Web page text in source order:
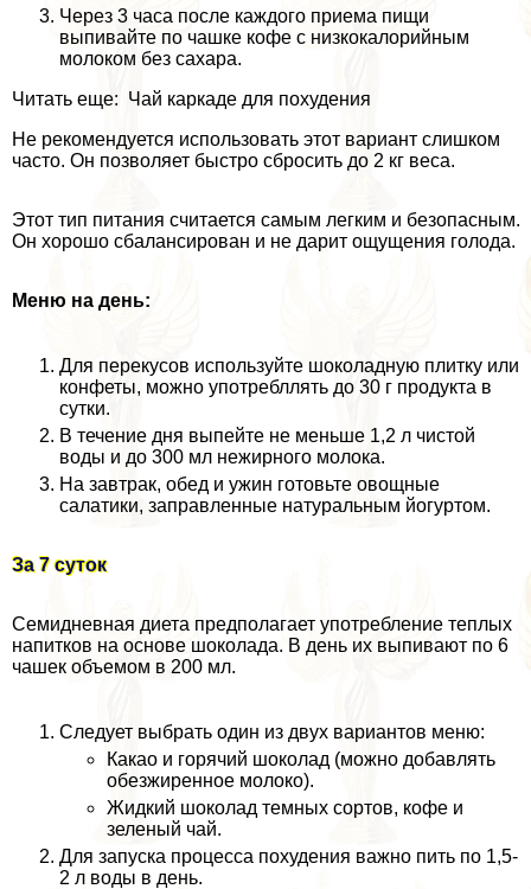
Через 3 часа после каждого приема пищи
выпивайте по чашке кофе с низкокалорийным
молоком без сахара.
Читать еще: Чай каркаде для похудения
Не рекомендуется использовать этот вариант слишком
часто. Он позволяет быстро сбросить до 2 кг веса.
Этот тип питания считается самым легким и безопасным.
Он хорошо сбалансирован и не дарит ощущения голода.
Меню на день:
Для перекусов используйте шоколадную плитку или
конфеты, можно употрeбллять до 30 г продукта в
сутки.
В течение дня выпейте не меньше 1,2 л чистой
воды и до 300 мл нежирного молока.
На завтpaк, обед и ужин готовьте овощные
салатики, заправленные натуральным йогуртом.
За 7 суток
Семидневная диета предполагает употрeбление теплых
напитков на основе шоколада. В день их выпивают по 6
чашек объемом в 200 мл.
Следует выбрать один из двух вариантов меню:
Какао и горячий шоколад (можно добавлять
обезжиренное молоко).
Жидкий шоколад темных сортов, кофе и
зеленый чай.
Для запуска процесса похудения важно пить по 1,5-
2 л воды в день.